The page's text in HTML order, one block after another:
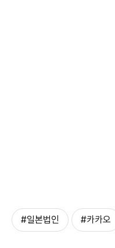
#일본법인 #카카오